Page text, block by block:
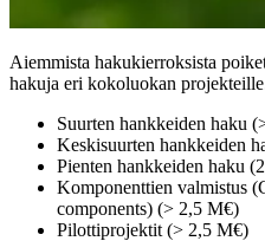
Aiemmista hakukierroksista
hakuja eri kokoluokan
Suurten hankkeiden haku
Keskisuurten hankkeiden
Pienten hankkeiden haku
Komponenttien valmistus
components) (> 2,5 M€)
Pilottiprojektit (> 2,5 M€)